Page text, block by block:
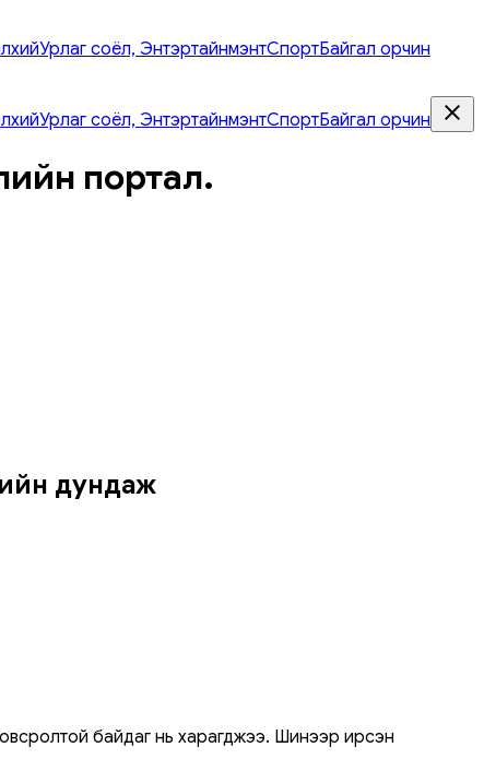
Урлаг соёл, ЭнтэртайнмэнтСпортБайгал орчин
Урлаг соёл, ЭнтэртайнмэнтСпортБайгал орчин
портал.
дундаж
байдаг нь харагджээ. Шинээр ирсэн